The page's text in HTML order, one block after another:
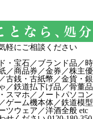
・宝石／ブランド品／時
／商品券／金券／株主優
古銭・古紙幣／金貨・銀
／鉄道払下げ品／骨董品
スマホ／ノートパソコン
ゲーム機本体／鉄道模型
ツウェア／洋酒全般 etc